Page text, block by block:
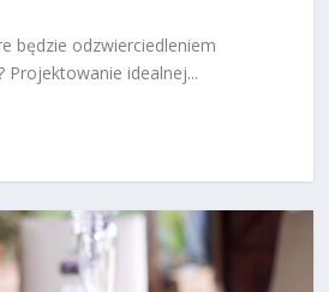
będzie odzwierciedleniem
idealnej...